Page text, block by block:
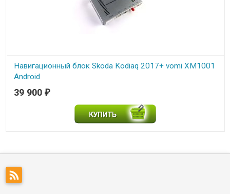
Навигационный блок Skoda Kodiaq 2017+ vomi XM1001
Android
В наличии
Навигационный блок Skoda Kodiaq 2017+ vomi XM1001 Android с
поддержкой штатного оптического аудио-усилителя и кругового
39 900 ₽